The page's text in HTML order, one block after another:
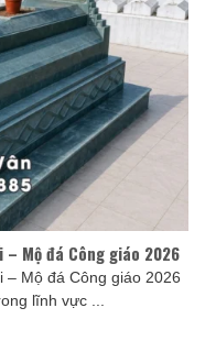
Mộ đá Công giáo 2026
– Mộ đá Công giáo 2026
lĩnh vực ...